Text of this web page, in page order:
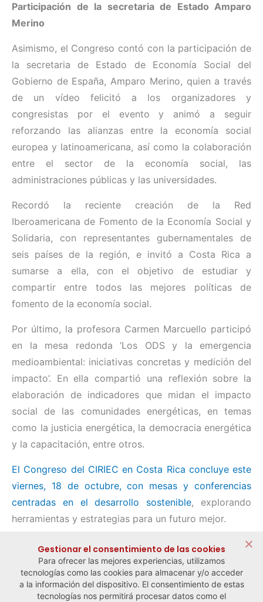
Participación de la secretaria de Estado Amparo
Merino
Asimismo, el Congreso contó con la participación de
la secretaria de Estado de Economía Social del
Gobierno de España, Amparo Merino, quien a través
de un vídeo felicitó a los organizadores y
congresistas por el evento y animó a seguir
reforzando las alianzas entre la economía social
europea y latinoamericana, así como la colaboración
entre el sector de la economía social, las
administraciones públicas y las universidades.
Recordó la reciente creación de la Red
Iberoamericana de Fomento de la Economía Social y
Solidaria, con representantes gubernamentales de
seis países de la región, e invitó a Costa Rica a
sumarse a ella, con el objetivo de estudiar y
compartir entre todos las mejores políticas de
fomento de la economía social.
Por último, la profesora Carmen Marcuello participó
en la mesa redonda ‘Los ODS y la emergencia
medioambiental: iniciativas concretas y medición del
impacto’. En ella compartió una reflexión sobre la
elaboración de indicadores que midan el impacto
social de las comunidades energéticas, en temas
como la justicia energética, la democracia energética
y la capacitación, entre otros.
El Congreso del CIRIEC en Costa Rica concluye este
viernes, 18 de octubre, con mesas y conferencias
centradas en el desarrollo sostenible, explorando
herramientas y estrategias para un futuro mejor.
Gestionar el consentimiento de las cookies
Para ofrecer las mejores experiencias, utilizamos
tecnologías como las cookies para almacenar y/o acceder
a la información del dispositivo. El consentimiento de estas
tecnologías nos permitirá procesar datos como el